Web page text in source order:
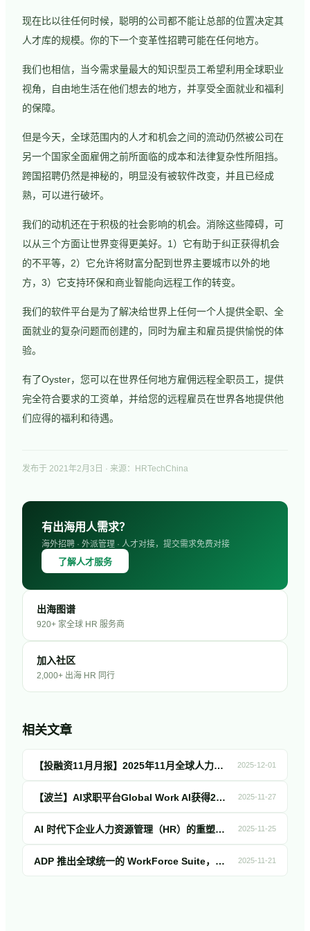
现在比以往任何时候，聪明的公司都不能让总部的位置决定其
人才库的规模。你的下一个变革性招聘可能在任何地方。
我们也相信，当今需求量最大的知识型员工希望利用全球职业
视角，自由地生活在他们想去的地方，并享受全面就业和福利
的保障。
但是今天，全球范围内的人才和机会之间的流动仍然被公司在
另一个国家全面雇佣之前所面临的成本和法律复杂性所阻挡。
跨国招聘仍然是神秘的，明显没有被软件改变，并且已经成
熟，可以进行破坏。
我们的动机还在于积极的社会影响的机会。消除这些障碍，可
以从三个方面让世界变得更美好。1）它有助于纠正获得机会
的不平等，2）它允许将财富分配到世界主要城市以外的地
方，3）它支持环保和商业智能向远程工作的转变。
我们的软件平台是为了解决给世界上任何一个人提供全职、全
面就业的复杂问题而创建的，同时为雇主和雇员提供愉悦的体
验。
有了Oyster，您可以在世界任何地方雇佣远程全职员工，提供
完全符合要求的工资单，并给您的远程雇员在世界各地提供他
们应得的福利和待遇。
发布于 2021年2月3日 · 来源：HRTechChina
有出海用人需求？
海外招聘 · 外派管理 · 人才对接，提交需求免费对接
了解人才服务
出海图谱
920+ 家全球 HR 服务商
加入社区
2,000+ 出海 HR 同行
相关文章
【投融资11月月报】2025年11月全球人力资源科技投融资简报！ 2025-12-01
【波兰】AI求职平台Global Work AI获得200万欧元融资，用于提升自动化申请功能并推出AI职业助手 2025-11-27
AI 时代下企业人力资源管理（HR）的重塑与实践：基于领英峰会中出海案例的深度解析 2025-11-25
ADP 推出全球统一的 WorkForce Suite，加速 HCM 全栈融合 2025-11-21